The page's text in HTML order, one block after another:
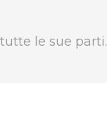
le sue parti.